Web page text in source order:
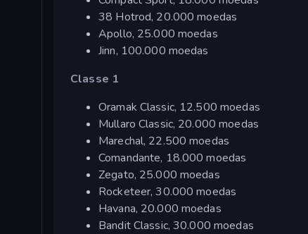
38 Hotrod, 20.000 moedas
Apollo, 25.000 moedas
Jinn, 100.000 moedas
Classe 1
Oramak Classic, 12.500 moedas
Mullaro Classic, 20.000 moedas
Marechal, 22.500 moedas
Comandante, 18.000 moedas
Zegato, 25.000 moedas
Rocketeer, 30.000 moedas
Havana, 20.000 moedas
Bandit Classic, 30.000 moedas